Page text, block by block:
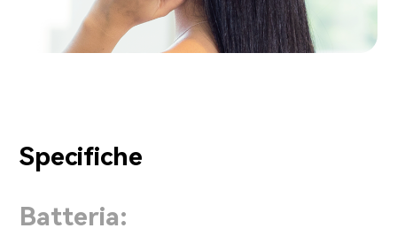
Specifiche
Batteria: